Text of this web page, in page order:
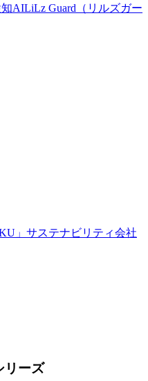
知AILiLz Guard（リルズガー
」 サステナビリティ会社
リーズ